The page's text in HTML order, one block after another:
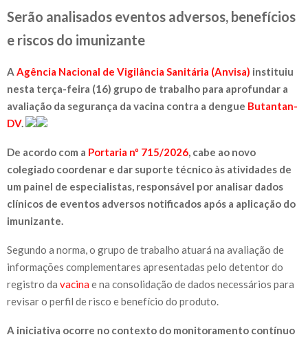
Serão analisados eventos adversos, benefícios
e riscos do imunizante
A Agência Nacional de Vigilância Sanitária (Anvisa) instituiu
nesta terça-feira (16) grupo de trabalho para aprofundar a
avaliação da segurança da vacina contra a dengue Butantan-
DV.
De acordo com a Portaria nº 715/2026 , cabe ao novo
colegiado coordenar e dar suporte técnico às atividades de
um painel de especialistas, responsável por analisar dados
clínicos de eventos adversos notificados após a aplicação do
imunizante.
Segundo a norma, o grupo de trabalho atuará na avaliação de
informações complementares apresentadas pelo detentor do
registro da vacina e na consolidação de dados necessários para
revisar o perfil de risco e benefício do produto.
A iniciativa ocorre no contexto do monitoramento contínuo